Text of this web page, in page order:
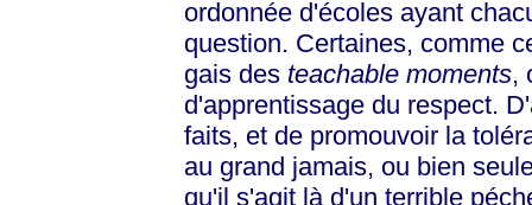
ordonnée d'écoles ayant
question. Certaines, comme
gais des teachable moments,
d'apprentissage du respect.
faits, et de promouvoir la
au grand jamais, ou bien
qu'il s'agit là d'un terrible